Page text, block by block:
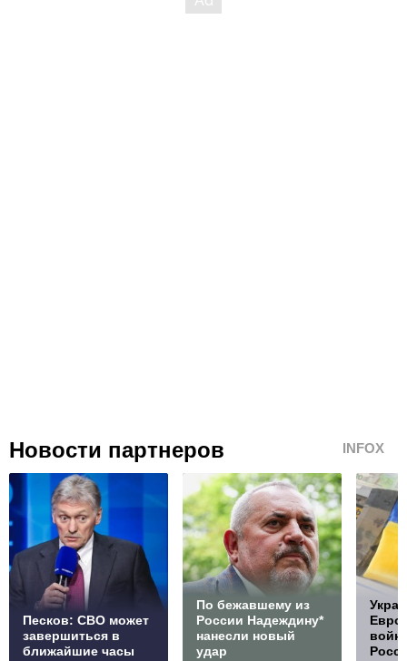
Новости партнеров INFOX
Песков: СВО может
завершиться в
ближайшие часы
По бежавшему из
России Надеждину*
нанесли новый
удар